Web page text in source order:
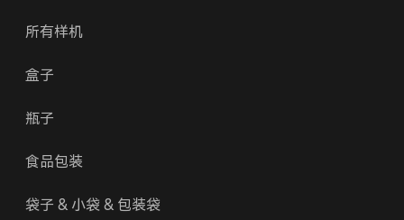
所有样机
盒子
瓶子
食品包装
袋子 & 小袋 & 包装袋